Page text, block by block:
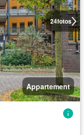
24fotos
Appartement